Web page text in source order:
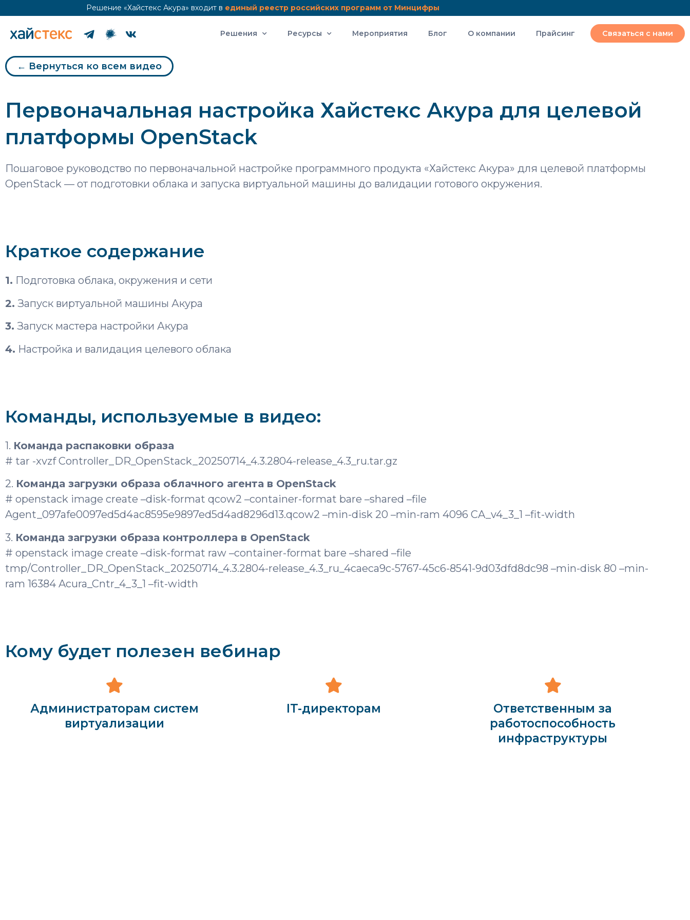
Решение «Хайстекс Акура» входит в единый реестр российских программ от Минцифры
Решения Ресурсы Мероприятия Блог О компании Прайсинг Связаться с нами
← Вернуться ко всем видео
Первоначальная настройка Хайстекс Акура для целевой
платформы OpenStack
Пошаговое руководство по первоначальной настройке программного продукта «Хайстекс Акура» для целевой платформы
OpenStack — от подготовки облака и запуска виртуальной машины до валидации готового окружения.
Краткое содержание
1. Подготовка облака, окружения и сети
2. Запуск виртуальной машины Акура
3. Запуск мастера настройки Акура
4. Настройка и валидация целевого облака
Команды, используемые в видео:
1. Команда распаковки образа
# tar -xvzf Controller_DR_OpenStack_20250714_4.3.2804-release_4.3_ru.tar.gz
2. Команда загрузки образа облачного агента в OpenStack
# openstack image create –disk-format qcow2 –container-format bare –shared –file
Agent_097afe0097ed5d4ac8595e9897ed5d4ad8296d13.qcow2 –min-disk 20 –min-ram 4096 CA_v4_3_1 –fit-width
3. Команда загрузки образа контроллера в OpenStack
# openstack image create –disk-format raw –container-format bare –shared –file
tmp/Controller_DR_OpenStack_20250714_4.3.2804-release_4.3_ru_4caeca9c-5767-45c6-8541-9d03dfd8dc98 –min-disk 80 –min-
ram 16384 Acura_Cntr_4_3_1 –fit-width
Кому будет полезен вебинар
Администраторам систем
виртуализации
IT-директорам
Ответственным за
работоспособность
инфраструктуры